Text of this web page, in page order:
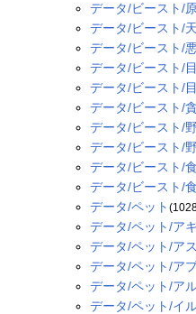
データ/ビースト/
データ/ビースト/
データ/ビースト/
データ/ビースト/
データ/ビースト/
データ/ビースト/
データ/ビースト/
データ/ビースト/
データ/ビースト/
データ/ビースト/
データ/ペット
データ/ペット/アキ
データ/ペット/ア
データ/ペット/ア
データ/ペット/ア
データ/ペット/イ